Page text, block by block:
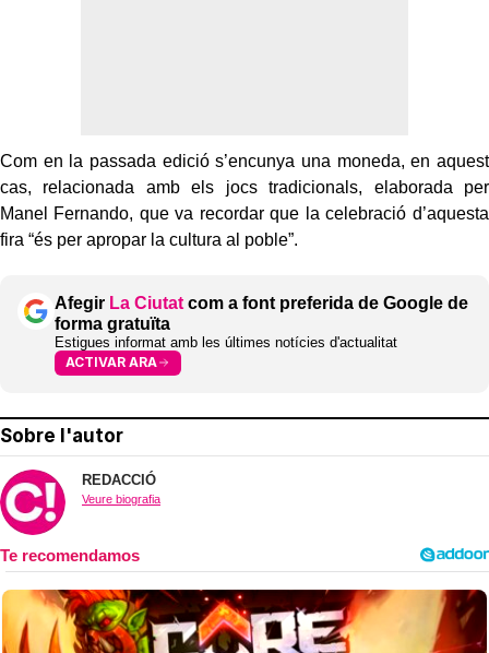
Com en la passada edició s’encunya una moneda, en aquest
cas, relacionada amb els jocs tradicionals, elaborada per
Manel Fernando, que va recordar que la celebració d’aquesta
fira “és per apropar la cultura al poble”.
Afegir La Ciutat com a font preferida de Google de
forma gratuïta
Estigues informat amb les últimes notícies d'actualitat
ACTIVAR ARA
Sobre l'autor
REDACCIÓ
Veure biografia